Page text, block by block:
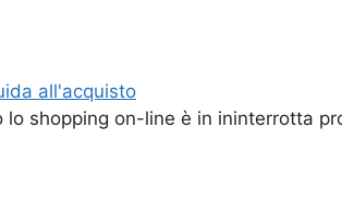
all'acquisto
lo shopping on-line è in ininterrotta